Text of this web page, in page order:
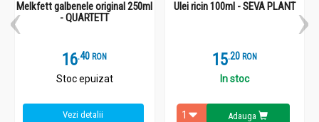
Melkfett galbenele original 250ml
- QUARTETT
16.4 RON
Stoc epuizat
Vezi detalii
Ulei ricin 100ml - SEVA PLANT
15.2 RON
In stoc
Adauga